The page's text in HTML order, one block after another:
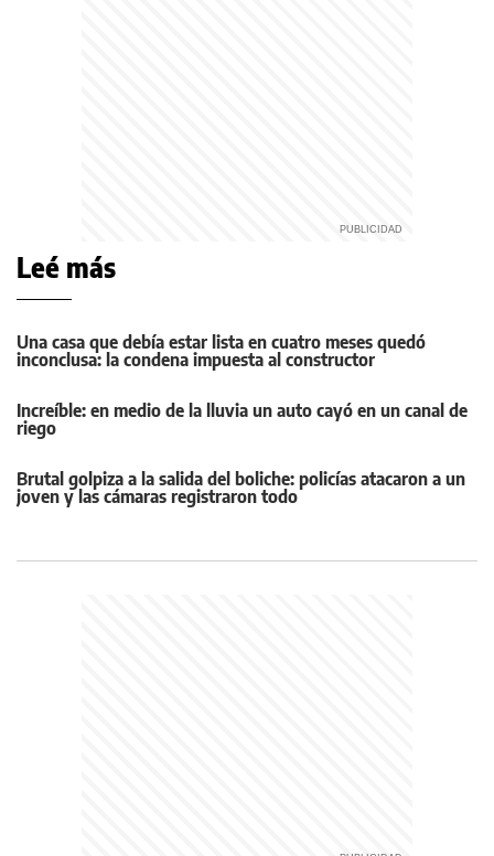
Leé más
Una casa que debía estar lista en cuatro meses quedó
inconclusa: la condena impuesta al constructor
Increíble: en medio de la lluvia un auto cayó en un canal de
riego
Brutal golpiza a la salida del boliche: policías atacaron a un
joven y las cámaras registraron todo